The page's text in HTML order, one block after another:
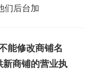
们后台加
能修改商铺名
商铺的营业执